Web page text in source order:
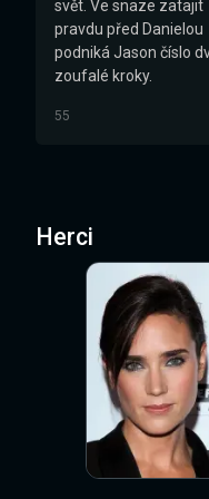
svět. Ve snaze zatajit
pravdu před Danielou
podniká Jason číslo
zoufalé kroky.
55
Herci